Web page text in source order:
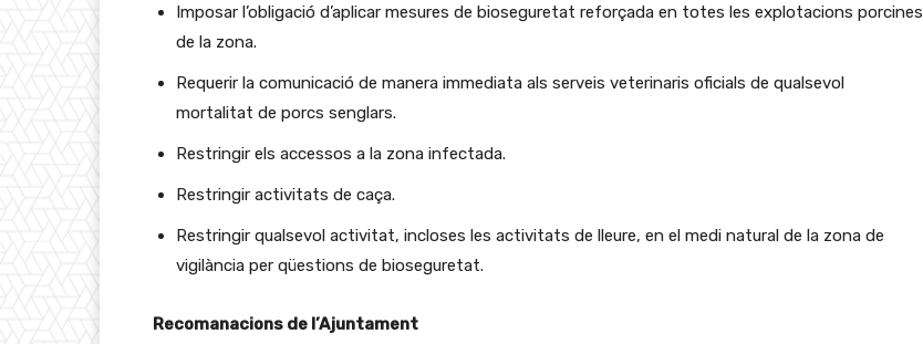
Imposar l’obligació d’aplicar mesures de bioseguretat reforçada en totes les explotacions porcines
de la zona.
Requerir la comunicació de manera immediata als serveis veterinaris oficials de qualsevol
mortalitat de porcs senglars.
Restringir els accessos a la zona infectada.
Restringir activitats de caça.
Restringir qualsevol activitat, incloses les activitats de lleure, en el medi natural de la zona de
vigilància per qüestions de bioseguretat.
Recomanacions de l’Ajuntament